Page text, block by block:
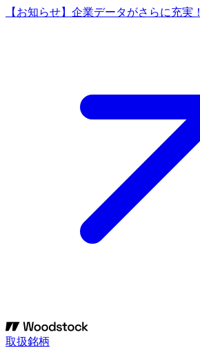
【お知らせ】企業データがさらに充実！
取扱銘柄